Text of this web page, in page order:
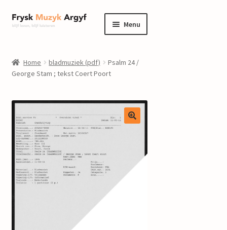
Ga
door
navigatie
Ga
naar
inhoud
Menu
informatie
winkel
Submenu
uitvouwen
Componisten
nieuws
events
Home bladmuziek (pdf)
Psalm 24 /
George Stam ; tekst Coert Poort